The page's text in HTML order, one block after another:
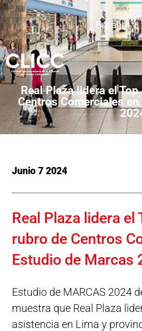
Español
Real Plaza lidera el
Centros Comerciales
Junio 7 2024
Real Plaza lidera el
rubro de Centros
Estudio de Marcas
Estudio de MARCAS 2024
muestra que Real Plaza
asistencia en Lima y